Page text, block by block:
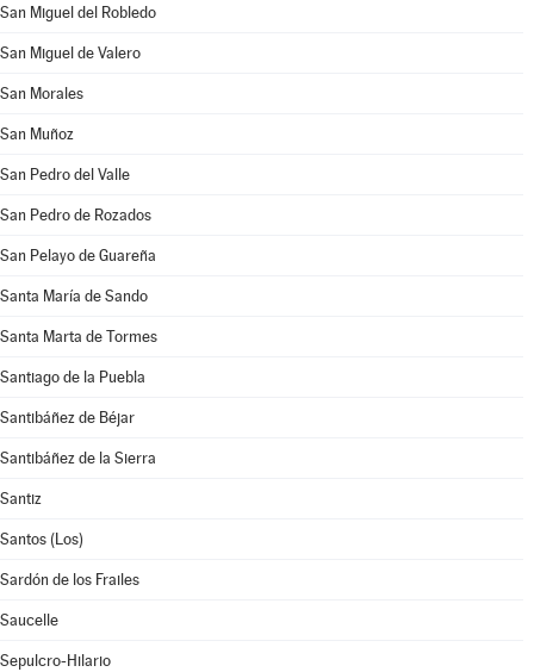
San Miguel del Robledo
San Miguel de Valero
San Morales
San Muñoz
San Pedro del Valle
San Pedro de Rozados
San Pelayo de Guareña
Santa María de Sando
Santa Marta de Tormes
Santiago de la Puebla
Santibáñez de Béjar
Santibáñez de la Sierra
Santiz
Santos (Los)
Sardón de los Frailes
Saucelle
Sepulcro-Hilario